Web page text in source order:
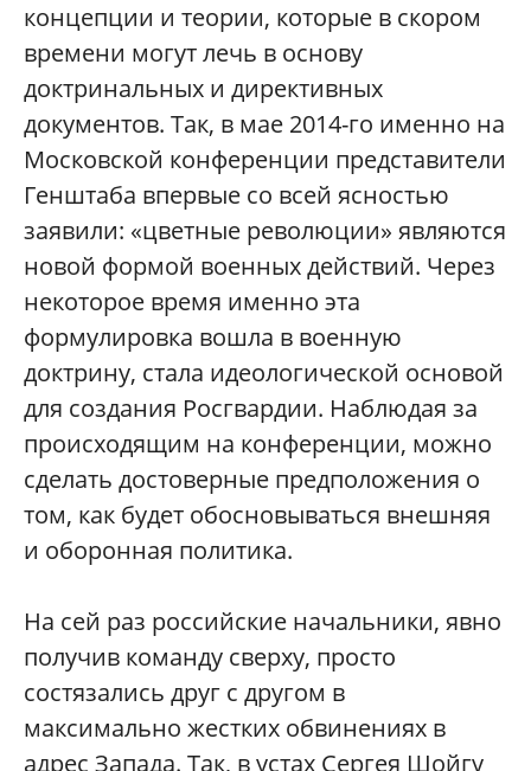
концепции и теории, которые в скором
времени могут лечь в основу
доктринальных и директивных
документов. Так, в мае 2014-го именно на
Московской конференции представители
Генштаба впервые со всей ясностью
заявили: «цветные революции» являются
новой формой военных действий. Через
некоторое время именно эта
формулировка вошла в военную
доктрину, стала идеологической основой
для создания Росгвардии. Наблюдая за
происходящим на конференции, можно
сделать достоверные предположения о
том, как будет обосновываться внешняя
и оборонная политика.
На сей раз российские начальники, явно
получив команду сверху, просто
состязались друг с другом в
максимально жестких обвинениях в
адрес Запада. Так, в устах Сергея Шойгу